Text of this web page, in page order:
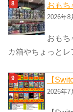
おもち
2026年8
おもち
カ箱やちょっと
【
2026年7